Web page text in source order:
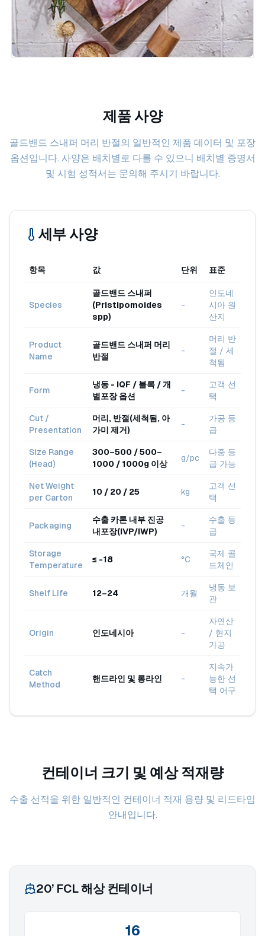
제품 사양
골드밴드 스내퍼 머리 반절의 일반적인 제품 데이터 및 포장
옵션입니다. 사양은 배치별로 다를 수 있으니 배치별 증명서
및 시험 성적서는 문의해 주시기 바랍니다.
세부 사양
항목 값 단위 표준
Species
골드밴드 스내퍼
(Pristipomoides
spp)
-
인도네
시아 원
산지
Product
Name
골드밴드 스내퍼 머리
반절
-
머리 반
절 / 세
척됨
Form
냉동 - IQF / 블록 / 개
별포장 옵션
-
고객 선
택
Cut /
Presentation
머리, 반절(세척됨, 아
가미 제거)
-
가공 등
급
Size Range
(Head)
300–500 / 500–
1000 / 1000g 이상
g/pc
다중 등
급 가능
Net Weight
per Carton
10 / 20 / 25 kg
고객 선
택
Packaging
수출 카톤 내부 진공
내포장(IVP/IWP)
-
수출 등
급
Storage
Temperature
≤ -18 °C
국제 콜
드체인
Shelf Life 12–24 개월
냉동 보
관
Origin 인도네시아 -
자연산
/ 현지
가공
Catch
Method
핸드라인 및 롱라인 -
지속가
능한 선
택 어구
컨테이너 크기 및 예상 적재량
수출 선적을 위한 일반적인 컨테이너 적재 용량 및 리드타임
안내입니다.
20’ FCL 해상 컨테이너
16